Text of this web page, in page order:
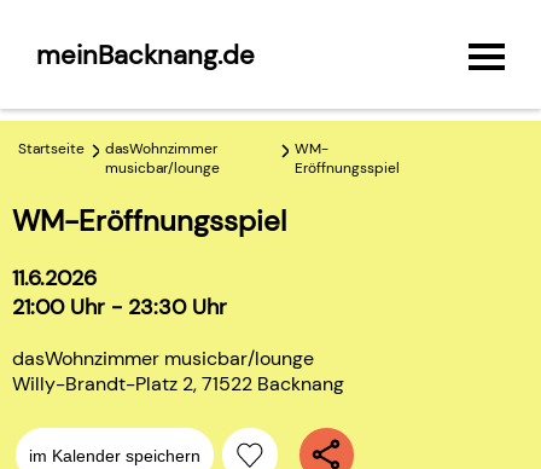
meinBacknang.de
Startseite
dasWohnzimmer
musicbar/lounge
WM-
Eröffnungsspiel
WM-Eröffnungsspiel
11.6.2026
21:00 Uhr - 23:30 Uhr
dasWohnzimmer musicbar/lounge
Willy-Brandt-Platz 2, 71522 Backnang
im Kalender speichern